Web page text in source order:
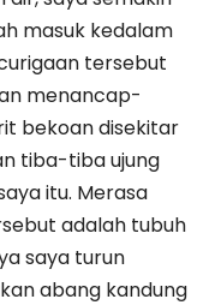
masuk kedalam
tersebut
menancap-
bekoan disekitar
tiba-tiba ujung
itu. Merasa
adalah tubuh
saya turun
abang kandung